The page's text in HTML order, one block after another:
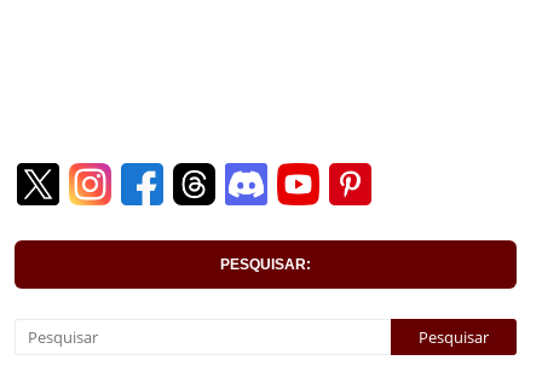
PESQUISAR: